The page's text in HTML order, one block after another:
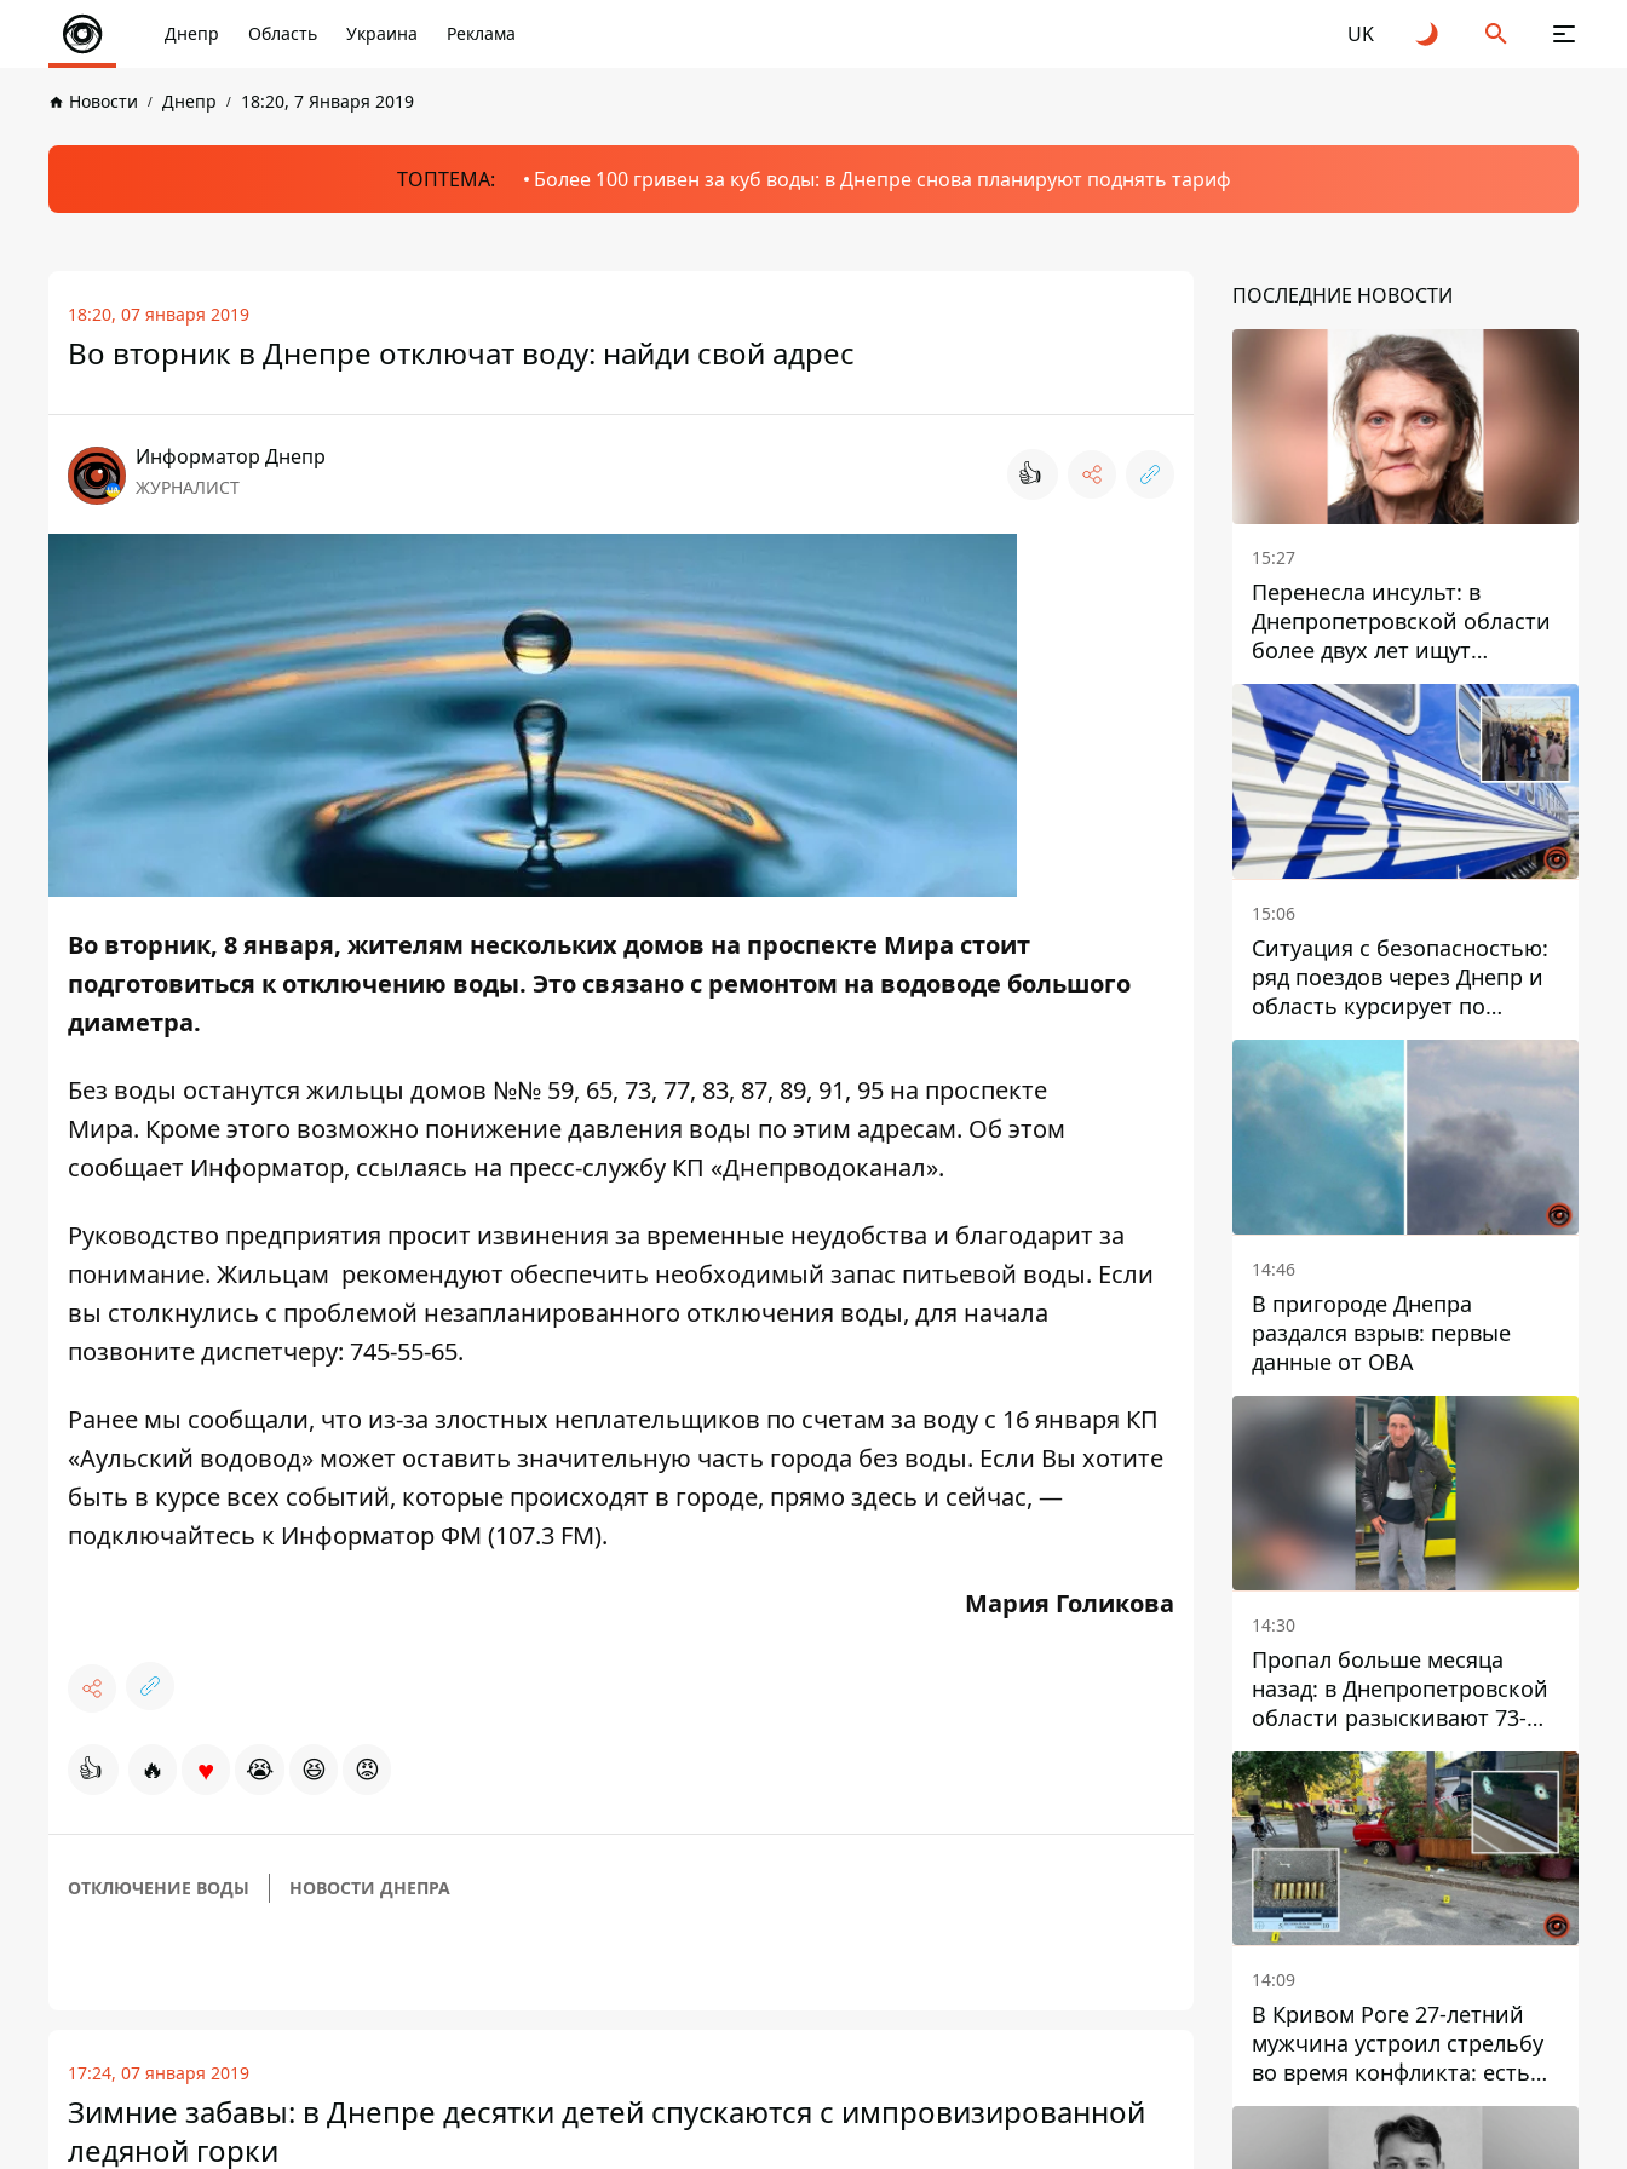
Днепр Область Украина Реклама UK
Новости Днепр 18:20, 7 Января 2019
ТОПТЕМА: Более 100 гривен за куб воды: в Днепре снова планируют поднять тариф
18:20, 07 января 2019
Во вторник в Днепре отключат воду: найди свой адрес
Информатор Днепр
ЖУРНАЛИСТ 👍
Во вторник, 8 января, жителям нескольких домов на проспекте Мира стоит
подготовиться к отключению воды. Это связано с ремонтом на водоводе большого
диаметра.
Без воды останутся жильцы домов №№ 59, 65, 73, 77, 83, 87, 89, 91, 95 на проспекте
Мира. Кроме этого возможно понижение давления воды по этим адресам. Об этом
сообщает Информатор, ссылаясь на пресс-службу КП «Днепрводоканал».
Руководство предприятия просит извинения за временные неудобства и благодарит за
понимание. Жильцам рекомендуют обеспечить необходимый запас питьевой воды. Если
вы столкнулись с проблемой незапланированного отключения воды, для начала
позвоните диспетчеру: 745-55-65.
Ранее мы сообщали, что из-за злостных неплательщиков по счетам за воду с 16 января КП
«Аульский водовод» может оставить значительную часть города без воды. Если Вы хотите
быть в курсе всех событий, которые происходят в городе, прямо здесь и сейчас, —
подключайтесь к Информатор ФМ (107.3 FM).
Мария Голикова
👍 🔥 ♥ 😭 😆 😡
ОТКЛЮЧЕНИЕ ВОДЫ НОВОСТИ ДНЕПРА
17:24, 07 января 2019
Зимние забавы: в Днепре десятки детей спускаются с импровизированной
ледяной горки
ПОСЛЕДНИЕ НОВОСТИ
15:27
Перенесла инсульт: в
Днепропетровской области
более двух лет ищут
пропавшую женщину
15:06
Ситуация с безопасностью:
ряд поездов через Днепр и
область курсирует по
измененному маршруту, а
часть пути заменили
автобусами и электричками
14:46
В пригороде Днепра
раздался взрыв: первые
данные от ОВА
14:30
Пропал больше месяца
назад: в Днепропетровской
области разыскивают 73-
летнего мужчину
14:09
В Кривом Роге 27-летний
мужчина устроил стрельбу
во время конфликта: есть
раненый